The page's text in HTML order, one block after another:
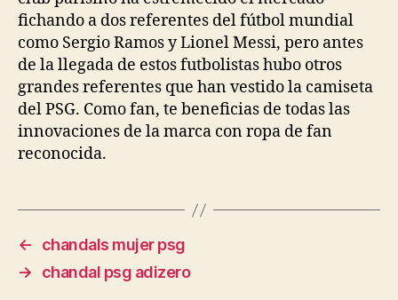
fichando a dos referentes del fútbol mundial
como Sergio Ramos y Lionel Messi, pero antes
de la llegada de estos futbolistas hubo otros
grandes referentes que han vestido la camiseta
del PSG. Como fan, te beneficias de todas las
innovaciones de la marca con ropa de fan
reconocida.
←
chandals mujer psg
→
chandal psg adizero